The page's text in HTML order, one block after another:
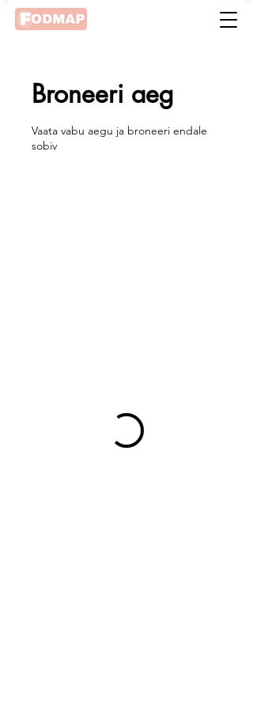
Broneeri aeg
Vaata vabu aegu ja broneeri endale
sobiv